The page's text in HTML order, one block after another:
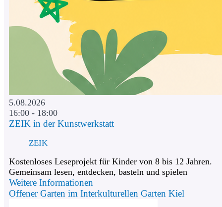
5.08.2026
16:00 - 18:00
ZEIK in der Kunstwerkstatt
ZEIK
Kostenloses Leseprojekt für Kinder von 8 bis 12 Jahren.
Gemeinsam lesen, entdecken, basteln und spielen
Weitere Informationen
Offener Garten im Interkulturellen Garten Kiel